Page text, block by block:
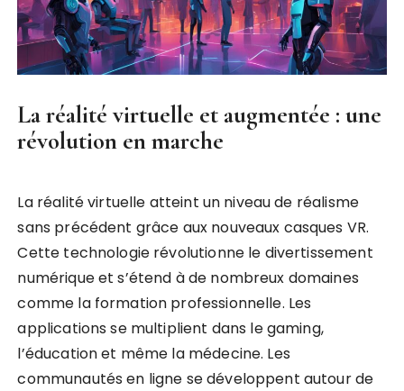
La réalité virtuelle et augmentée : une
révolution en marche
La réalité virtuelle atteint un niveau de réalisme
sans précédent grâce aux nouveaux casques VR.
Cette technologie révolutionne le divertissement
numérique et s’étend à de nombreux domaines
comme la formation professionnelle. Les
applications se multiplient dans le gaming,
l’éducation et même la médecine. Les
communautés en ligne se développent autour de